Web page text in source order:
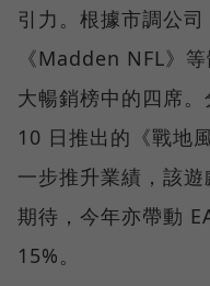
引力。根據市調公
《Madden NFL》
大暢銷榜中的四席
10 日推出的《戰地
一步推升業績，該
期待，今年亦帶動
15%。